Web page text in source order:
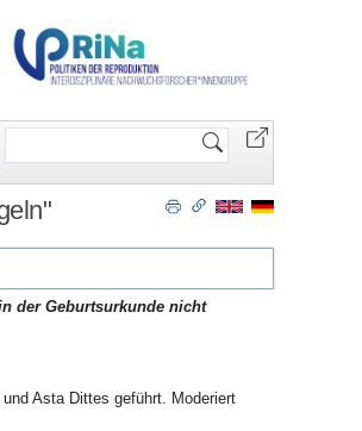
Website
der Geburtsurkunde nicht
Asta Dittes geführt. Moderiert